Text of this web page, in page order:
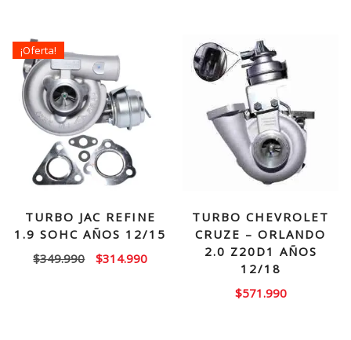
¡Oferta!
TURBO JAC REFINE
1.9 SOHC AÑOS 12/15
$349.990
El
$314.990El
TURBO CHEVROLET
CRUZE – ORLANDO
2.0 Z20D1 AÑOS
12/18
$571.990